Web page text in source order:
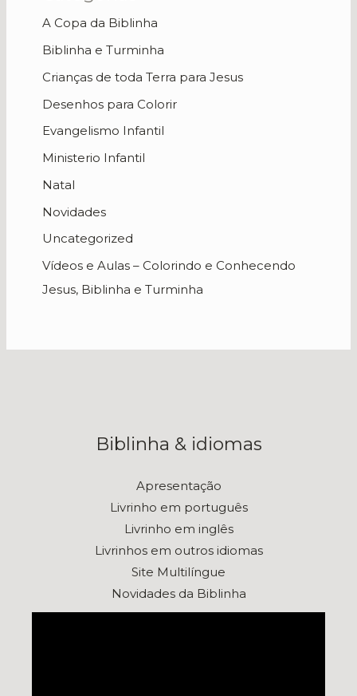
A Copa da Biblinha
Biblinha e Turminha
Crianças de toda Terra para Jesus
Desenhos para Colorir
Evangelismo Infantil
Ministerio Infantil
Natal
Novidades
Uncategorized
Vídeos e Aulas – Colorindo e Conhecendo
Jesus, Biblinha e Turminha
Biblinha & idiomas
Apresentação
Livrinho em português
Livrinho em inglês
Livrinhos em outros idiomas
Site Multilíngue
Novidades da Biblinha